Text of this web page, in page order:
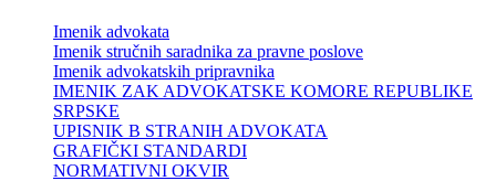
Imenik advokata
Imenik stručnih saradnika za pravne poslove
Imenik advokatskih pripravnika
IMENIK ZAK ADVOKATSKE KOMORE REPUBLIKE
SRPSKE
UPISNIK B STRANIH ADVOKATA
GRAFIČKI STANDARDI
NORMATIVNI OKVIR